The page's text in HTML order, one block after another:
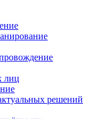
лиц
решений